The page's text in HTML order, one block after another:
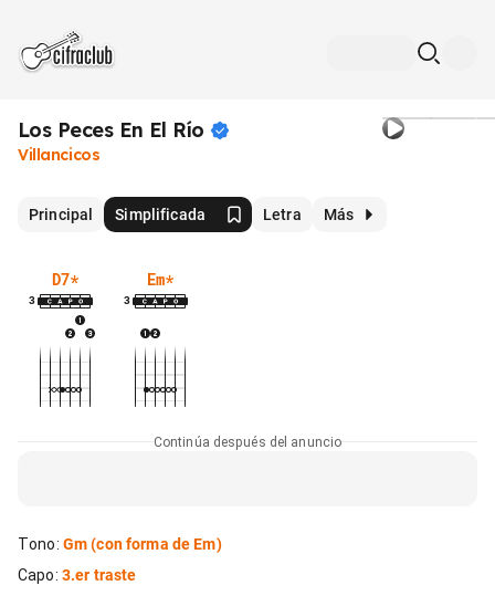
Los Peces En El Río
Villancicos
Principal Simplificada Letra Más
D7*
3
Em*
3
Continúa después del anuncio
Tono: Gm(con forma de Em)
Capo: 3.er traste